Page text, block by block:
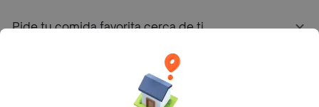
Pide tu comida favorita cerca de ti